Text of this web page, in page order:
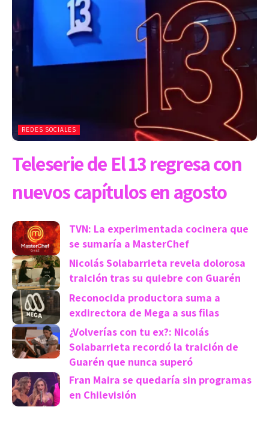
REDES SOCIALES
Teleserie de El 13 regresa con
nuevos capítulos en agosto
TVN: La experimentada cocinera que
se sumaría a MasterChef
Nicolás Solabarrieta revela dolorosa
traición tras su quiebre con Guarén
Reconocida productora suma a
exdirectora de Mega a sus filas
¿Volverías con tu ex?: Nicolás
Solabarrieta recordó la traición de
Guarén que nunca superó
Fran Maira se quedaría sin programas
en Chilevisión